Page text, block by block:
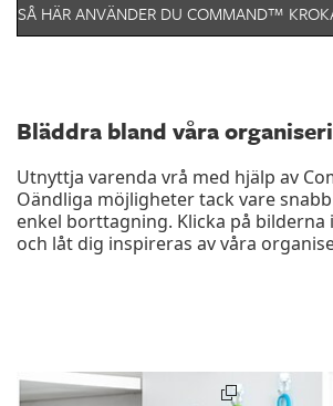
SÅ HÄR ANVÄNDER DU COMMAND™
Bläddra bland våra
Utnyttja varenda vrå med hjälp av
Oändliga möjligheter tack vare
enkel borttagning. Klicka på bilderna
och låt dig inspireras av våra